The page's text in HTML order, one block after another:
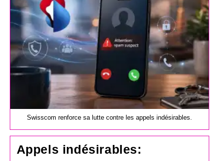
Swisscom renforce sa lutte contre les appels indésirables.
Appels indésirables: